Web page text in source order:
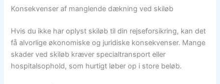
Konsekvenser af manglende dækning ved skiløb
Hvis du ikke har oplyst skiløb til din rejseforsikring, kan det
få alvorlige økonomiske og juridiske konsekvenser. Mange
skader ved skiløb kræver specialtransport eller
hospitalsophold, som hurtigt løber op i store beløb.